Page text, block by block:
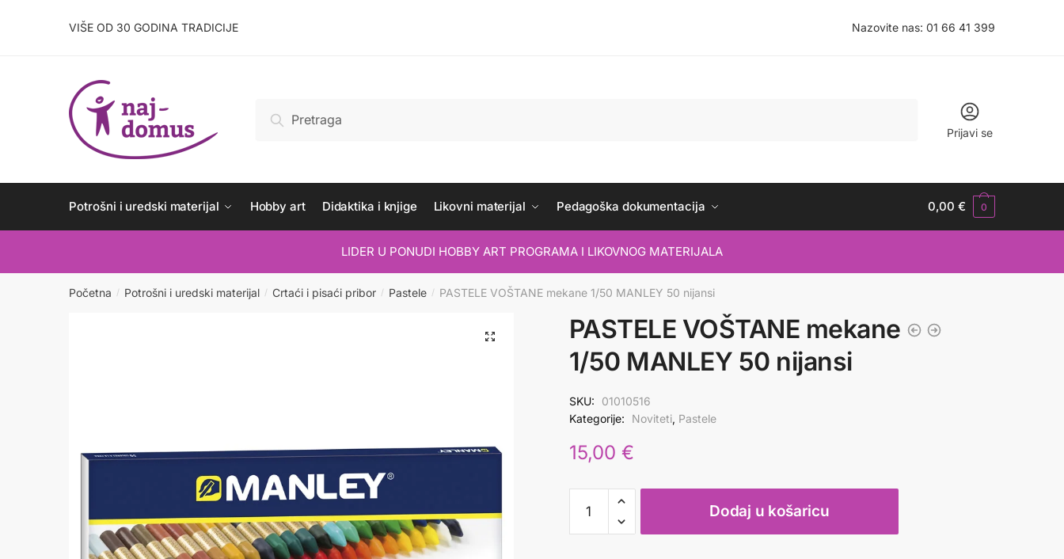
VIŠE OD 30 GODINA TRADICIJE Nazovite nas: 01 66 41 399
Pretraži
Prijavi se
Potrošni i uredski materijal Hobby art Didaktika i knjige Likovni materijal Pedagoška dokumentacija 0,00€ 0
LIDER U PONUDI HOBBY ART PROGRAMA I LIKOVNOG MATERIJALA
Početna / Potrošni i uredski materijal / Crtaći i pisaći pribor / Pastele / PASTELE VOŠTANE mekane 1/50 MANLEY 50 nijansi
PASTELE VOŠTANE mekane
1/50 MANLEY 50 nijansi
SKU:
01010516
Kategorije:
Noviteti, Pastele
15,00 €
PASTELE
VOŠTANE
mekane
Dodaj u košaricu